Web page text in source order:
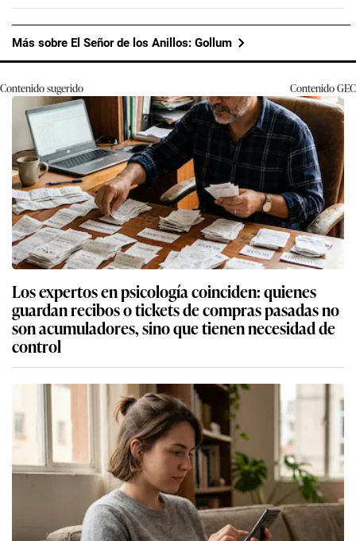
Más sobre El Señor de los Anillos: Gollum
Contenido sugerido ContenidoGEC
Los expertos en psicología coinciden: quienes
guardan recibos o tickets de compras pasadas no
son acumuladores, sino que tienen necesidad de
control